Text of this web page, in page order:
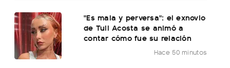
"Es mala y perversa": el exnovio
de Tuli Acosta se animó a
contar cómo fue su relación
Hace 50 minutos